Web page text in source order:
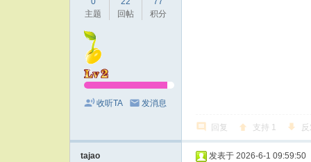
主题
回帖
积分
收听TA 发消息
回复 支持 1
tajao 发表于 2026-6-1 09:59:50